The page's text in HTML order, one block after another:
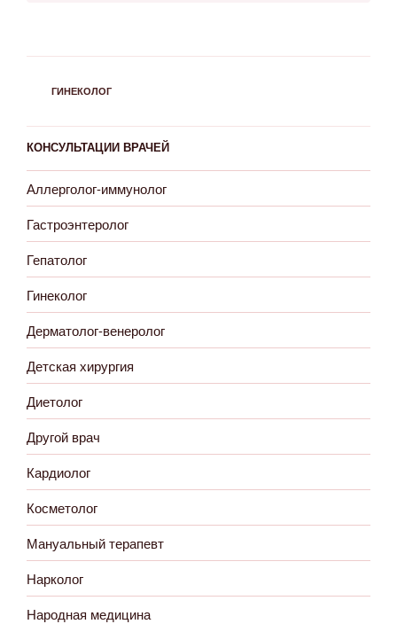
РУБРИКИ
ГИНЕКОЛОГ
КОНСУЛЬТАЦИИ ВРАЧЕЙ
Аллерголог-иммунолог
Гастроэнтеролог
Гепатолог
Гинеколог
Дерматолог-венеролог
Детская хирургия
Диетолог
Другой врач
Кардиолог
Косметолог
Мануальный терапевт
Нарколог
Народная медицина